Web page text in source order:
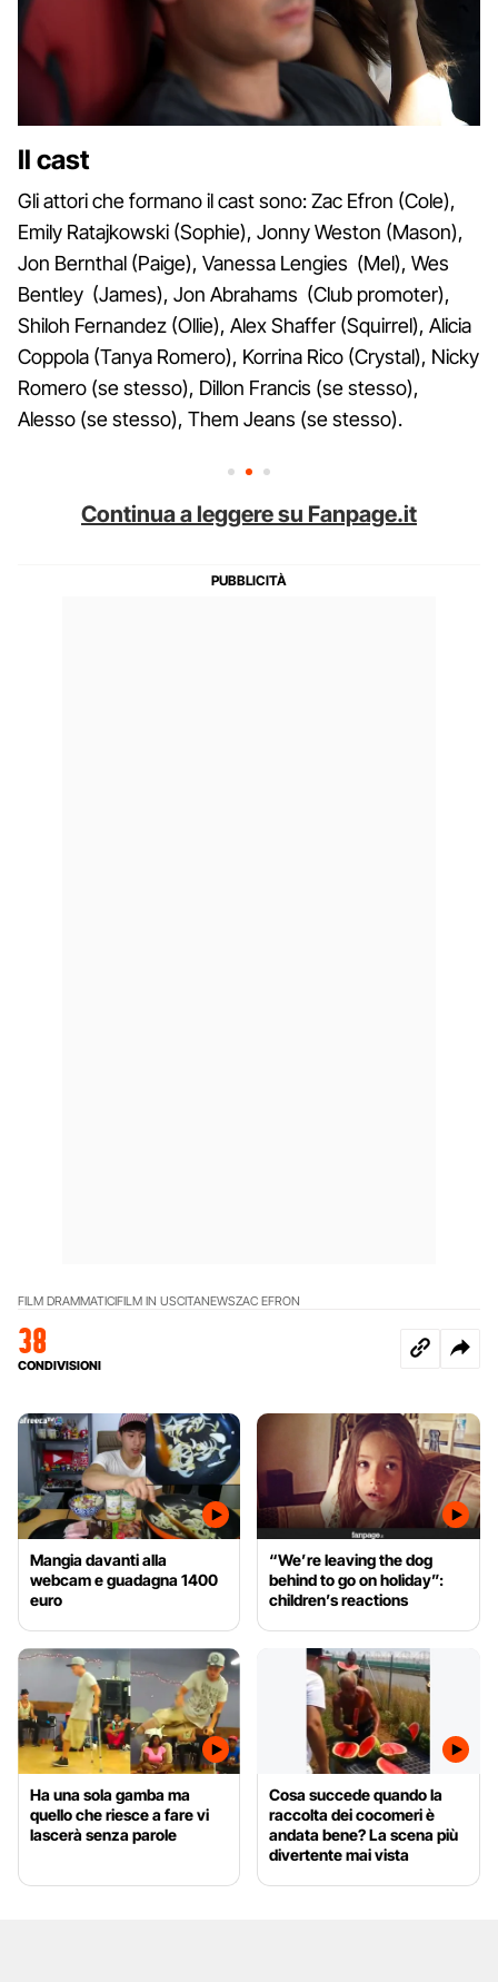
Il cast
Gli attori che formano il cast sono: Zac Efron (Cole),
Emily Ratajkowski (Sophie), Jonny Weston (Mason),
Jon Bernthal (Paige), Vanessa Lengies (Mel), Wes
Bentley (James), Jon Abrahams (Club promoter),
Shiloh Fernandez (Ollie), Alex Shaffer (Squirrel), Alicia
Coppola (Tanya Romero), Korrina Rico (Crystal), Nicky
Romero (se stesso), Dillon Francis (se stesso),
Alesso (se stesso), Them Jeans (se stesso).
Continua a leggere su Fanpage.it
FILM DRAMMATICIFILM IN USCITANEWSZAC EFRON
38
CONDIVISIONI
Mangia davanti alla
webcam e guadagna 1400
euro
“We’re leaving the dog
behind to go on holiday”:
children’s reactions
Ha una sola gamba ma
quello che riesce a fare vi
lascerà senza parole
Cosa succede quando la
raccolta dei cocomeri è
andata bene? La scena più
divertente mai vista